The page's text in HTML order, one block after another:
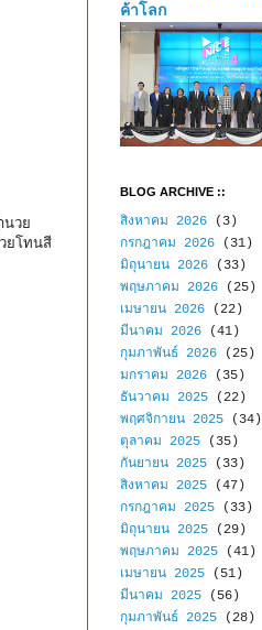
นวย
ยโทนสี
ค้าโลก
BLOG ARCHIVE ::
สิงหาคม 2026 (3)
กรกฎาคม 2026 (31)
มิถุนายน 2026 (33)
พฤษภาคม 2026 (25)
เมษายน 2026 (22)
มีนาคม 2026 (41)
กุมภาพันธ์ 2026 (25)
มกราคม 2026 (35)
ธันวาคม 2025 (22)
พฤศจิกายน 2025 (34)
ตุลาคม 2025 (35)
กันยายน 2025 (33)
สิงหาคม 2025 (47)
กรกฎาคม 2025 (33)
มิถุนายน 2025 (29)
พฤษภาคม 2025 (41)
เมษายน 2025 (51)
มีนาคม 2025 (56)
กุมภาพันธ์ 2025 (28)